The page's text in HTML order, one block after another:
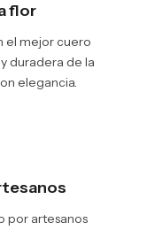
flor
el mejor cuero
duradera de la
elegancia.
por artesanos